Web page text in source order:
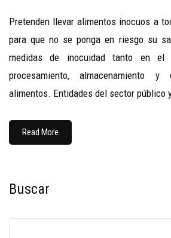
Pretenden llevar alimentos inocuos a
para que no se ponga en riesgo su
medidas de inocuidad tanto en
procesamiento, almacenamiento
alimentos. Entidades del sector público
Read More
Buscar